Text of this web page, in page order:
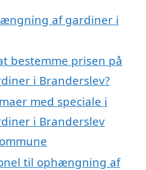
af gardiner i
bestemme prisen på
i Branderslev?
med speciale i
i Branderslev
til ophængning af